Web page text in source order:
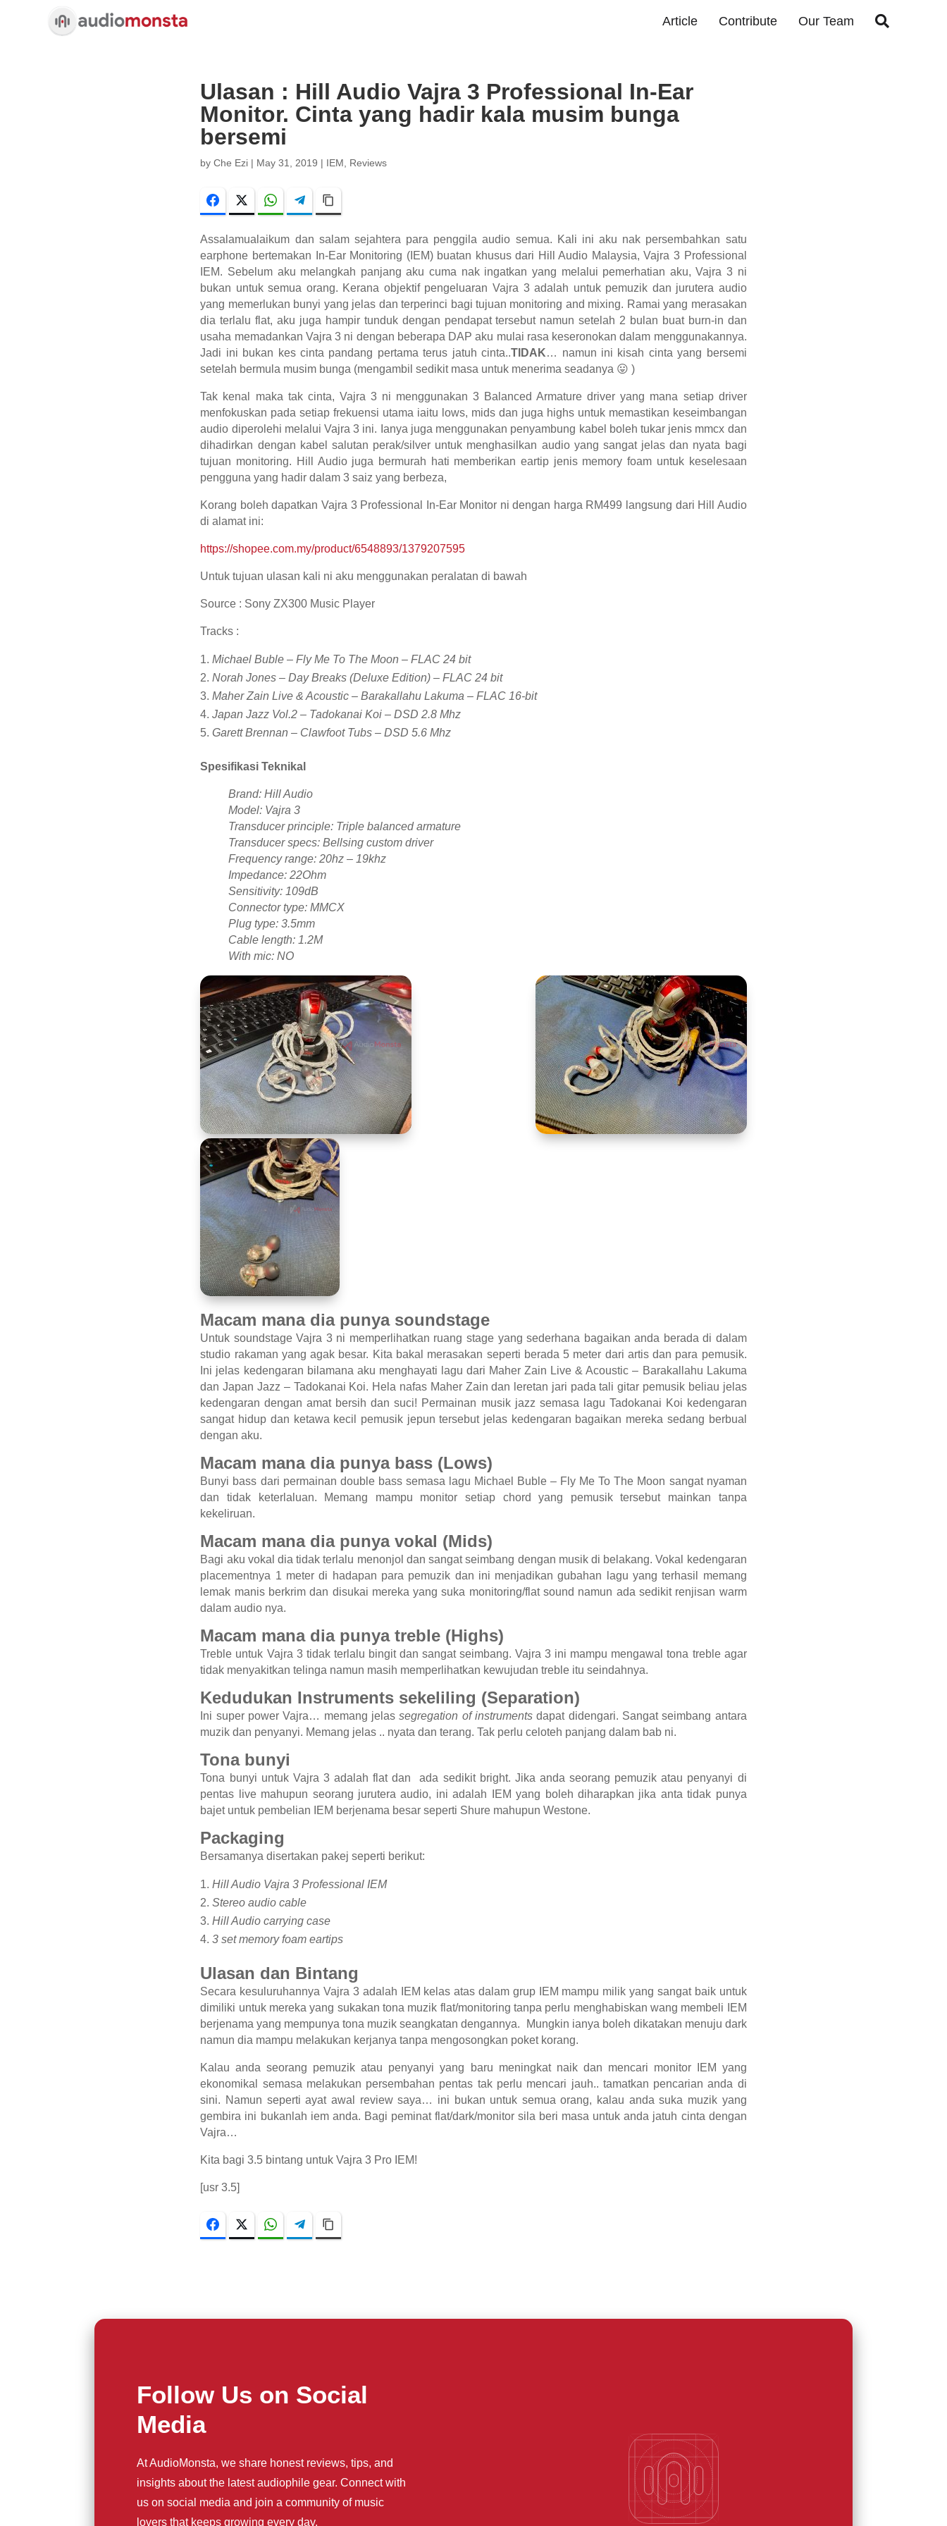
Article Contribute Our Team 
Ulasan : Hill Audio Vajra 3 Professional In-Ear
Monitor. Cinta yang hadir kala musim bunga
bersemi
byChe Ezi | May 31, 2019 | IEM Reviews
FacebookTwitter WhatsAppTelegram
Assalamualaikum dan salam sejahtera para penggila audio semua. Kali ini aku nak persembahkan satu
earphone bertemakan In-Ear Monitoring (IEM) buatan khusus dari Hill Audio Malaysia, Vajra 3 Professional
IEM. Sebelum aku melangkah panjang aku cuma nak ingatkan yang melalui pemerhatian aku, Vajra 3 ni
bukan untuk semua orang. Kerana objektif pengeluaran Vajra 3 adalah untuk pemuzik dan jurutera audio
yang memerlukan bunyi yang jelas dan terperinci bagi tujuan monitoring and mixing. Ramai yang merasakan
dia terlalu flat, aku juga hampir tunduk dengan pendapat tersebut namun setelah 2 bulan buat burn-in dan
usaha memadankan Vajra 3 ni dengan beberapa DAP aku mulai rasa keseronokan dalam menggunakannya.
Jadi ini bukan kes cinta pandang pertama terus jatuh cinta..TIDAK… namun ini kisah cinta yang bersemi
setelah bermula musim bunga (mengambil sedikit masa untuk menerima seadanya 😛 )
Tak kenal maka tak cinta, Vajra 3 ni menggunakan 3 Balanced Armature driver yang mana setiap driver
menfokuskan pada setiap frekuensi utama iaitu lows, mids dan juga highs untuk memastikan keseimbangan
audio diperolehi melalui Vajra 3 ini. Ianya juga menggunakan penyambung kabel boleh tukar jenis mmcx dan
dihadirkan dengan kabel salutan perak/silver untuk menghasilkan audio yang sangat jelas dan nyata bagi
tujuan monitoring. Hill Audio juga bermurah hati memberikan eartip jenis memory foam untuk keselesaan
pengguna yang hadir dalam 3 saiz yang berbeza,
Korang boleh dapatkan Vajra 3 Professional In-Ear Monitor ni dengan harga RM499 langsung dari Hill Audio
di alamat ini:
https://shopee.com.my/product/6548893/1379207595
Untuk tujuan ulasan kali ni aku menggunakan peralatan di bawah
Source : Sony ZX300 Music Player
Tracks :
Michael Buble – Fly Me To The Moon – FLAC 24 bit
Norah Jones – Day Breaks (Deluxe Edition) – FLAC 24 bit
Maher Zain Live & Acoustic – Barakallahu Lakuma – FLAC 16-bit
Japan Jazz Vol.2 – Tadokanai Koi – DSD 2.8 Mhz
Garett Brennan – Clawfoot Tubs – DSD 5.6 Mhz
Spesifikasi Teknikal
Brand: Hill Audio
Model: Vajra 3
Transducer principle: Triple balanced armature
Transducer specs: Bellsing custom driver
Frequency range: 20hz – 19khz
Impedance: 22Ohm
Sensitivity: 109dB
Connector type: MMCX
Plug type: 3.5mm
Cable length: 1.2M
With mic: NO
Macam mana dia punya soundstage
Untuk soundstage Vajra 3 ni memperlihatkan ruang stage yang sederhana bagaikan anda berada di dalam
studio rakaman yang agak besar. Kita bakal merasakan seperti berada 5 meter dari artis dan para pemusik.
Ini jelas kedengaran bilamana aku menghayati lagu dari Maher Zain Live & Acoustic – Barakallahu Lakuma
dan Japan Jazz – Tadokanai Koi. Hela nafas Maher Zain dan leretan jari pada tali gitar pemusik beliau jelas
kedengaran dengan amat bersih dan suci! Permainan musik jazz semasa lagu Tadokanai Koi kedengaran
sangat hidup dan ketawa kecil pemusik jepun tersebut jelas kedengaran bagaikan mereka sedang berbual
dengan aku.
Macam mana dia punya bass (Lows)
Bunyi bass dari permainan double bass semasa lagu Michael Buble – Fly Me To The Moon sangat nyaman
dan tidak keterlaluan. Memang mampu monitor setiap chord yang pemusik tersebut mainkan tanpa
kekeliruan.
Macam mana dia punya vokal (Mids)
Bagi aku vokal dia tidak terlalu menonjol dan sangat seimbang dengan musik di belakang. Vokal kedengaran
placementnya 1 meter di hadapan para pemuzik dan ini menjadikan gubahan lagu yang terhasil memang
lemak manis berkrim dan disukai mereka yang suka monitoring/flat sound namun ada sedikit renjisan warm
dalam audio nya.
Macam mana dia punya treble (Highs)
Treble untuk Vajra 3 tidak terlalu bingit dan sangat seimbang. Vajra 3 ini mampu mengawal tona treble agar
tidak menyakitkan telinga namun masih memperlihatkan kewujudan treble itu seindahnya.
Kedudukan Instruments sekeliling (Separation)
Ini super power Vajra… memang jelassegregation of instruments dapat didengari. Sangat seimbang antara
muzik dan penyanyi. Memang jelas .. nyata dan terang. Tak perlu celoteh panjang dalam bab ni.
Tona bunyi
Tona bunyi untuk Vajra 3 adalah flat dan ada sedikit bright. Jika anda seorang pemuzik atau penyanyi di
pentas live mahupun seorang jurutera audio, ini adalah IEM yang boleh diharapkan jika anta tidak punya
bajet untuk pembelian IEM berjenama besar seperti Shure mahupun Westone.
Packaging
Bersamanya disertakan pakej seperti berikut:
Hill Audio Vajra 3 Professional IEM
Stereo audio cable
Hill Audio carrying case
3 set memory foam eartips
Ulasan dan Bintang
Secara kesuluruhannya Vajra 3 adalah IEM kelas atas dalam grup IEM mampu milik yang sangat baik untuk
dimiliki untuk mereka yang sukakan tona muzik flat/monitoring tanpa perlu menghabiskan wang membeli IEM
berjenama yang mempunya tona muzik seangkatan dengannya. Mungkin ianya boleh dikatakan menuju dark
namun dia mampu melakukan kerjanya tanpa mengosongkan poket korang.
Kalau anda seorang pemuzik atau penyanyi yang baru meningkat naik dan mencari monitor IEM yang
ekonomikal semasa melakukan persembahan pentas tak perlu mencari jauh.. tamatkan pencarian anda di
sini. Namun seperti ayat awal review saya… ini bukan untuk semua orang, kalau anda suka muzik yang
gembira ini bukanlah iem anda. Bagi peminat flat/dark/monitor sila beri masa untuk anda jatuh cinta dengan
Vajra…
Kita bagi 3.5 bintang untuk Vajra 3 Pro IEM!
[usr 3.5]
FacebookTwitter WhatsAppTelegram
Follow Us on Social
Media
At AudioMonsta, we share honest reviews, tips, and
insights about the latest audiophile gear. Connect with
us on social media and join a community of music
lovers that keeps growing every day.